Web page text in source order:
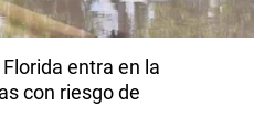
entra en la
con riesgo de